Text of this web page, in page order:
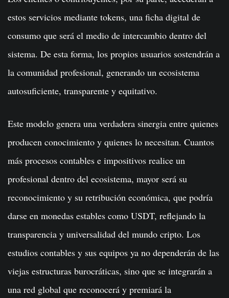
estos servicios mediante tokens, una ficha digital de
consumo que será el medio de intercambio dentro del
sistema. De esta forma, los propios usuarios sostendrán a
la comunidad profesional, generando un ecosistema
autosuficiente, transparente y equitativo.
Este modelo genera una verdadera sinergia entre quienes
producen conocimiento y quienes lo necesitan. Cuantos
más procesos contables e impositivos realice un
profesional dentro del ecosistema, mayor será su
reconocimiento y su retribución económica, que podría
darse en monedas estables como USDT, reflejando la
transparencia y universalidad del mundo cripto. Los
estudios contables y sus equipos ya no dependerán de las
viejas estructuras burocráticas, sino que se integrarán a
una red global que reconocerá y premiará la